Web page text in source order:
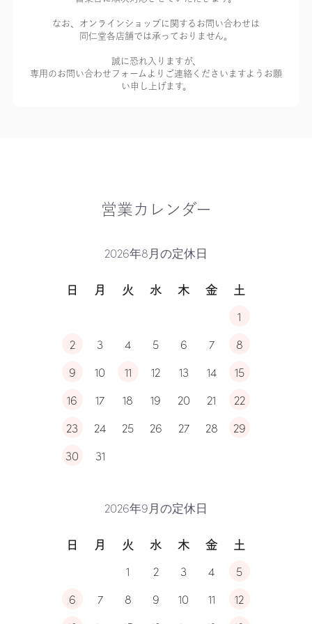
なお、オンラインショップに関するお問い合わせは
同仁堂各店舗では承っておりません。
誠に恐れ入りますが、
専用のお問い合わせフォームよりご連絡くださいますようお願
い申し上げます。
営業カレンダー
2026年8月の定休日
日 月 火 水 木 金 土
1
2
3 4 5 6 7
8
9
10 11 12 13 14
15
16
17 18 19 20 21
22
23
24 25 26 27 28
29
30
31
2026年9月の定休日
日 月 火 水 木 金 土
1 2 3 4
5
6
7 8 9 10 11
12